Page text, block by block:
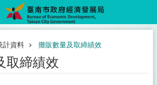
計資料 攤販數量及取締績效
取締績效